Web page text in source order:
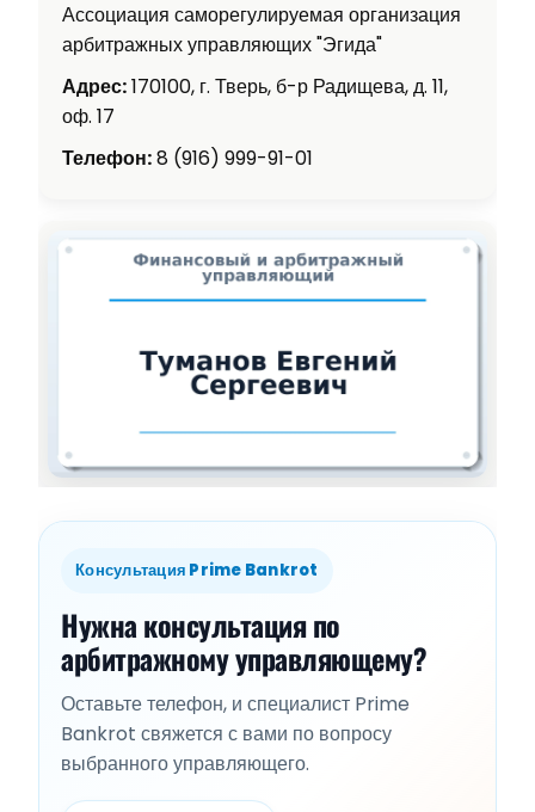
Ассоциация саморегулируемая организация
арбитражных управляющих "Эгида"
Адрес:170100, г. Тверь, б-р Радищева, д. 11,
оф. 17
Телефон:8 (916) 999-91-01
Консультация Prime Bankrot
Нужна консультация по
арбитражному управляющему?
Оставьте телефон, и специалист Prime
Bankrot свяжется с вами по вопросу
выбранного управляющего.